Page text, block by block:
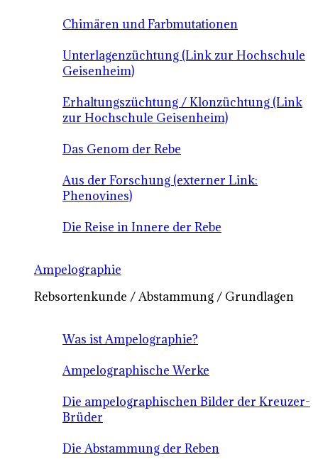
Chimären und Farbmutationen
Unterlagenzüchtung (Link zur Hochschule
Geisenheim)
Erhaltungszüchtung / Klonzüchtung (Link
zur Hochschule Geisenheim)
Das Genom der Rebe
Aus der Forschung (externer Link:
Phenovines)
Die Reise in Innere der Rebe
Ampelographie
Rebsortenkunde / Abstammung / Grundlagen
Was ist Ampelographie?
Ampelographische Werke
Die ampelographischen Bilder der Kreuzer-
Brüder
Die Abstammung der Reben